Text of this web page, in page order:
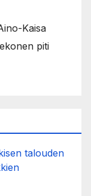
Kaisa
piti
talouden